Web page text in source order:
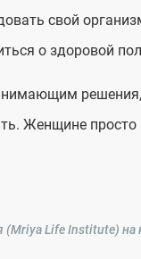
свой
о здоровой
решения,
Женщине
(Mriya Life Institute) на